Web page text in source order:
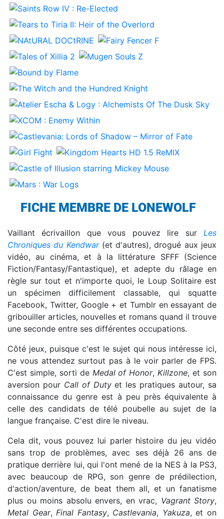
FICHE MEMBRE DE LONEWOLF
Vaillant écrivaillon que vous pouvez lire sur Les
Chroniques du Kendwar(et d'autres), drogué aux jeux
vidéo, au cinéma, et à la littérature SFFF (Science
Fiction/Fantasy/Fantastique), et adepte du râlage en
règle sur tout et n'importe quoi, le Loup Solitaire est
un spécimen difficilement classable, qui squatte
Facebook, Twitter, Google + et Tumblr en essayant de
gribouiller articles, nouvelles et romans quand il trouve
une seconde entre ses différentes occupations.
Côté jeux, puisque c'est le sujet qui nous intéresse ici,
ne vous attendez surtout pas à le voir parler de FPS.
C'est simple, sorti de Medal of Honor,Killzone, et son
aversion pour Call of Dutyet les pratiques autour, sa
connaissance du genre est à peu près équivalente à
celle des candidats de télé poubelle au sujet de la
langue française. C'est dire le niveau.
Cela dit, vous pouvez lui parler histoire du jeu vidéo
sans trop de problèmes, avec ses déjà 26 ans de
pratique derrière lui, qui l'ont mené de la NES à la PS3,
avec beaucoup de RPG, son genre de prédilection,
d'action/aventure, de beat them all, et un fanatisme
plus ou moins absolu envers, en vrac, Vagrant Story,
Metal Gear,Final Fantasy, Castlevania, Yakuza, et on